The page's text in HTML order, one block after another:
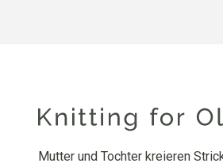
Mutter und Tochter kreieren